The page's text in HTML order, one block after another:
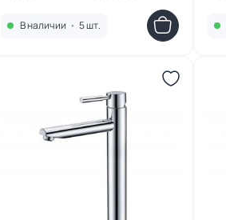
В наличии • 5 шт.